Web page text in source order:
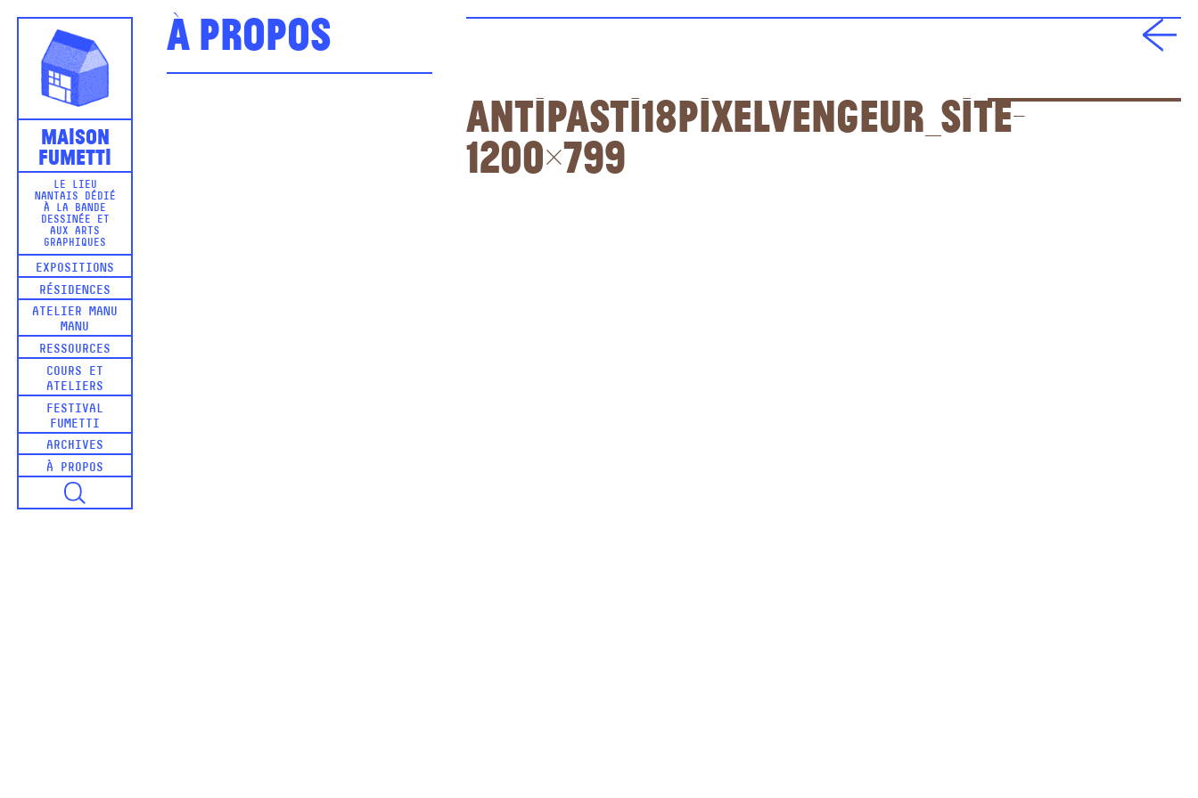
Maison
Fumetti
LE LIEU
NANTAIS DÉDIÉ
À LA BANDE
DESSINÉE ET
AUX ARTS
GRAPHIQUES
EXPOSITIONS
RÉSIDENCES
ATELIER MANU
MANU
RESSOURCES
COURS ET
ATELIERS
FESTIVAL
FUMETTI
ARCHIVES
À PROPOS
À propos
Antipasti18PixelVengeur_SITE-
1200×799